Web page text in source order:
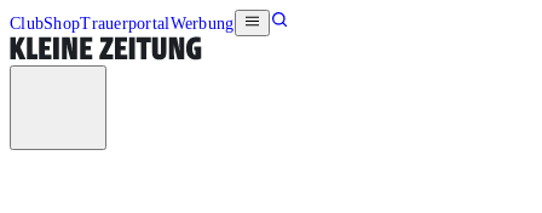
ClubShopTrauerportalWerbung